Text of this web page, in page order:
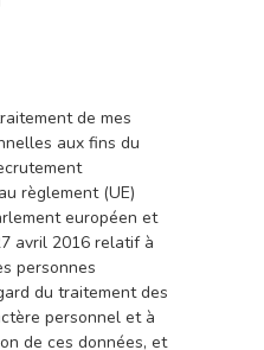
de mes
aux fins du
règlement (UE)
européen et
avril 2016 relatif à
personnes
du traitement des
personnel et à
de ces données, et